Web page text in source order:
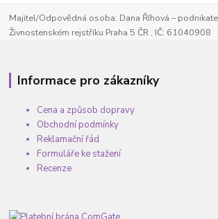
Majitel/Odpovědná osoba: Dana Říhová –
Živnostenském rejstříku Praha 5 ČR , IČ: 61040908
Informace pro zákazníky
Cena a způsob dopravy
Obchodní podmínky
Reklamační řád
Formuláře ke stažení
Recenze